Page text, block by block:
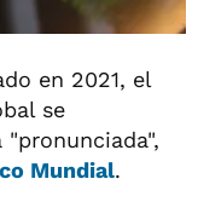
en 2021, el
se
Mundial.